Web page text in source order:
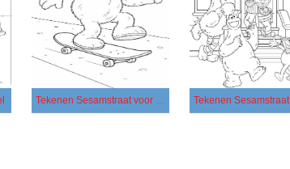
Tekenen Sesamstraat voor kinderen Tekenen Sesamstraat